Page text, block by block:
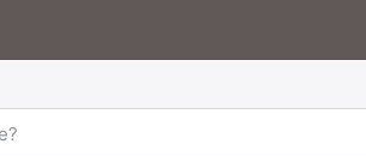
ein. Während Sie tippen, erscheinen